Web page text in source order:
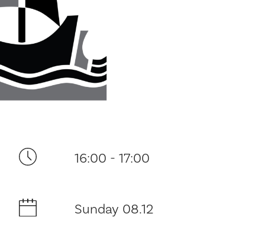
Your visit
The music in the Cathedral
History and architecture
16:00 - 17:00
Sunday 08.12